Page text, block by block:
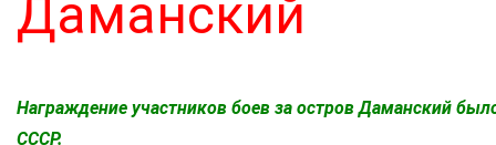
Даманский
Награждение участников боев за остров Даманский
СССР.